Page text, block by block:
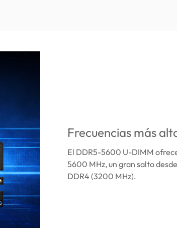
Frecuencias más
El DDR5-5600 U-DIMM
5600 MHz, un gran salto
DDR4 (3200 MHz).